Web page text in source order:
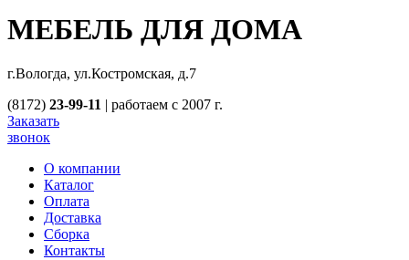
МЕБЕЛЬ ДЛЯ ДОМА
г.Вологда, ул.Костромская, д.7
(8172) 23-99-11 | работаем с 2007 г.
Заказать
звонок
О компании
Каталог
Оплата
Доставка
Сборка
Контакты